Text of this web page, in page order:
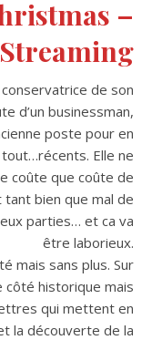
–
Streaming
de son
d’un businessman,
poste pour en
Elle ne
coûte que coûte de
bien que mal de
parties… et ca va
être laborieux.
mais sans plus. Sur
côté historique mais
qui mettent en
la découverte de la